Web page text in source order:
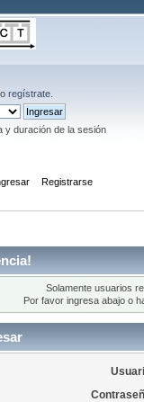
o regístrate
y duración de la sesión
Registrarse
Solamente usuarios
Por favor ingresa abajo o